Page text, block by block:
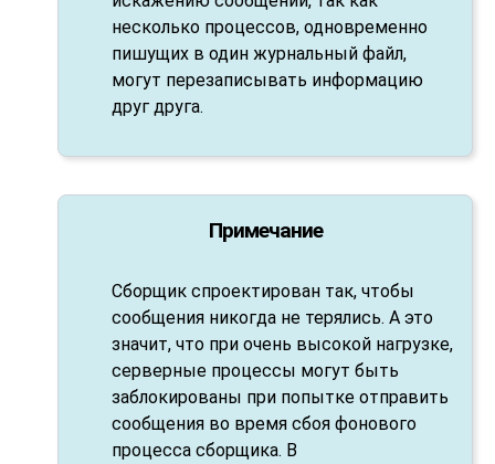
несколько процессов, одновременно
пишущих в один журнальный файл,
могут перезаписывать информацию
друг друга.
Примечание
Сборщик спроектирован так, чтобы
сообщения никогда не терялись. А это
значит, что при очень высокой нагрузке,
серверные процессы могут быть
заблокированы при попытке отправить
сообщения во время сбоя фонового
процесса сборщика. В